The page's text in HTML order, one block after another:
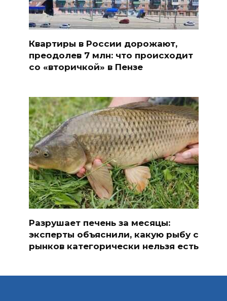
Квартиры в России дорожают,
преодолев 7 млн: что происходит
со «вторичкой» в Пензе
Разрушает печень за месяцы:
эксперты объяснили, какую рыбу с
рынков категорически нельзя есть